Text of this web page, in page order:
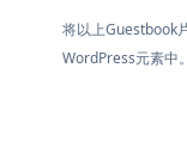
将以上Guestbook
WordPress元素中